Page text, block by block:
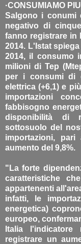
·CONSUMIAMO
Salgono i conumi
negativo di
fanno registrare in
2014. L'Istat
2014, il consumo
milioni di Tep
per i consumi di
elettrica (+6,1) e
importazioni
fabbisogno
disponibilità di
sottosuolo del
importazioni,
aumento del 9,8%.
"La forte
caratteristiche
appartenenti
infatti, le
energetica)
europeo,
Italia l'indicatore
registrare un